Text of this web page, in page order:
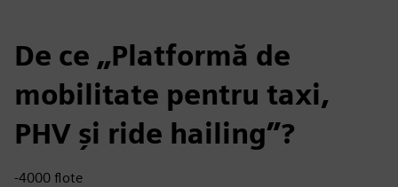
De ce „Platformă de
mobilitate pentru taxi,
PHV și ride hailing”?
-4000 flote